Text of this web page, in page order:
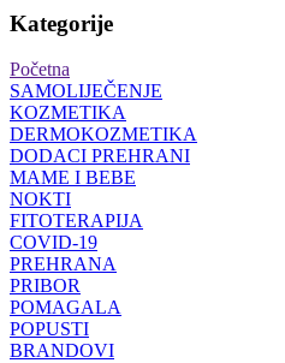
Kategorije
Početna
SAMOLIJEČENJE
KOZMETIKA
DERMOKOZMETIKA
DODACI PREHRANI
MAME I BEBE
NOKTI
FITOTERAPIJA
COVID-19
PREHRANA
PRIBOR
POMAGALA
POPUSTI
BRANDOVI